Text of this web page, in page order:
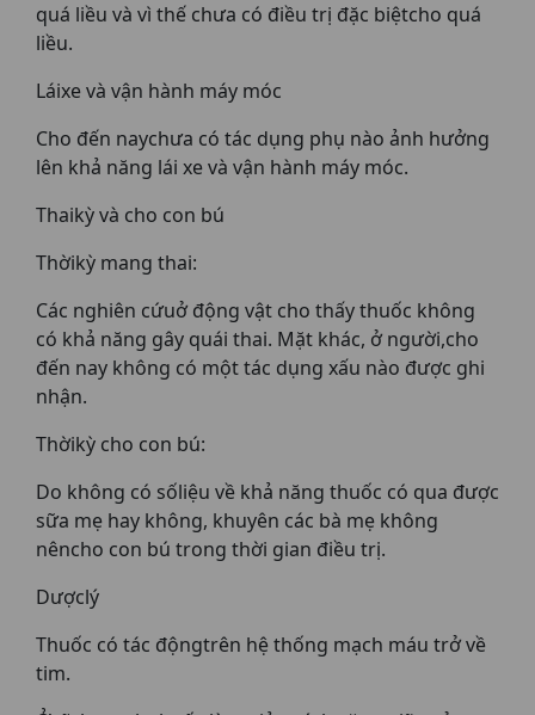
quá liều và vì thế chưa có điều trị đặc biệtcho quá
liều.
Láixe và vận hành máy móc
Cho đến naychưa có tác dụng phụ nào ảnh hưởng
lên khả năng lái xe và vận hành máy móc.
Thaikỳ và cho con bú
Thờikỳ mang thai:
Các nghiên cứuở động vật cho thấy thuốc không
có khả năng gây quái thai. Mặt khác, ở người,cho
đến nay không có một tác dụng xấu nào được ghi
nhận.
Thờikỳ cho con bú:
Do không có sốliệu về khả năng thuốc có qua được
sữa mẹ hay không, khuyên các bà mẹ không
nêncho con bú trong thời gian điều trị.
Dượclý
Thuốc có tác độngtrên hệ thống mạch máu trở về
tim.